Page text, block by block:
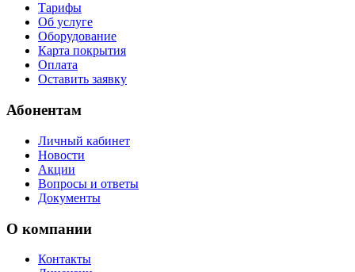
Тарифы
Об услуге
Оборудование
Карта покрытия
Оплата
Оставить заявку
Абонентам
Личный кабинет
Новости
Акции
Вопросы и ответы
Документы
О компании
Контакты